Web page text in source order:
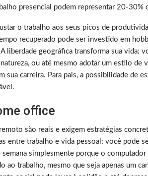
presencial podem representar 20-30%
o trabalho aos seus picos de
recuperado pode ser investido em
liberdade geográfica transforma sua vida:
ou até mesmo adotar um estilo de
sua carreira. Para pais, a possibilidade de
office
são reais e exigem estratégias
entre trabalho e vida pessoal: você pode
simplesmente porque o
ao trabalho, mesmo que seja apenas um